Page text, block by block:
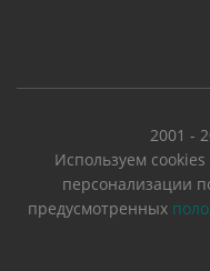
2001 -
Используем
персонализации
предусмотренных